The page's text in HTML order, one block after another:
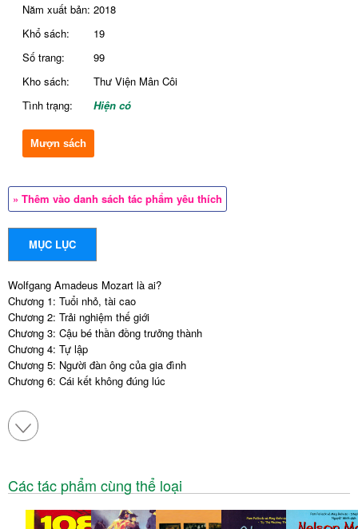
Năm xuất bản: 2018
Khổ sách:
19
Số trang:
99
Kho sách:
Thư Viện Mân Côi
Tình trạng:
Hiện có
Mượn sách
» Thêm vào danh sách tác phẩm yêu thích
MỤC LỤC
Wolfgang Amadeus Mozart là ai?
Chương 1: Tuổi nhỏ, tài cao
Chương 2: Trải nghiệm thế giới
Chương 3: Cậu bé thần đồng trưởng thành
Chương 4: Tự lập
Chương 5: Người đàn ông của gia đình
Chương 6: Cái kết không đúng lúc
Các tác phẩm cùng thể loại